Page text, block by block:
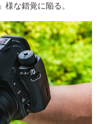
な錯覚に陥る。